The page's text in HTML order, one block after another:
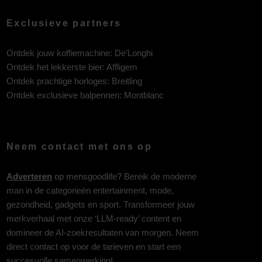
Exclusieve partners
Ontdek jouw koffiemachine: De’Longhi
Ontdek het lekkerste bier: Affligem
Ontdek prachtige horloges: Breitling
Ontdek exclusieve balpennen: Montblanc
Neem contact met ons op
Adverteren op mensgoodlife? Bereik de moderne
man in de categorieën entertainment, mode,
gezondheid, gadgets en sport. Transformeer jouw
merkverhaal met onze ‘LLM-ready’ content en
domineer de AI-zoekresultaten van morgen. Neem
direct contact op voor de tarieven en start een